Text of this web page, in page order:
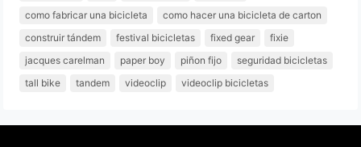
como fabricar una bicicleta
como hacer una bicicleta de carton
construir tándem
festival bicicletas fixed gear
fixie
jacques carelman
paper boy piñon fijo
seguridad bicicletas
tall bike
tandem videoclip videoclip bicicletas